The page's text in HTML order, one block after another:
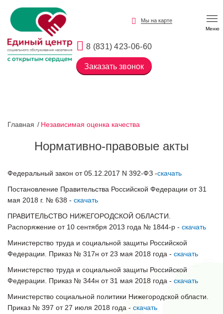
Мы на карте
8 (831) 423-06-60
Заказать звонок
Меню
Главная Независимая оценка качества
Нормативно-правовые акты
Федеральный закон от 05.12.2017 N 392-ФЗ -скачать
Постановление Правительства Российской Федерации от 31
мая 2018 г. № 638 - скачать
ПРАВИТЕЛЬСТВО НИЖЕГОРОДСКОЙ ОБЛАСТИ.
Распоряжение от 10 сентября 2013 года № 1844-р - скачать
Министерство труда и социальной защиты Российской
Федерации. Приказ № 317н от 23 мая 2018 года - скачать
Министерство труда и социальной защиты Российской
Федерации. Приказ № 344н от 31 мая 2018 года - скачать
Министерство социальной политики Нижегородской области.
Приказ № 397 от 27 июля 2018 года - скачать